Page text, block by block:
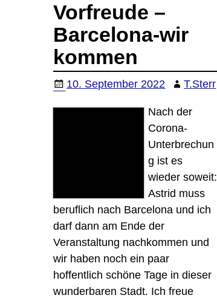
Vorfreude –
Barcelona-wir
kommen
10. September 2022 T.Sterr
Nach der
Corona-
Unterbrechun
g ist es
wieder soweit:
Astrid muss
beruflich nach Barcelona und ich
darf dann am Ende der
Veranstaltung nachkommen und
wir haben noch ein paar
hoffentlich schöne Tage in dieser
wunderbaren Stadt. Ich freue